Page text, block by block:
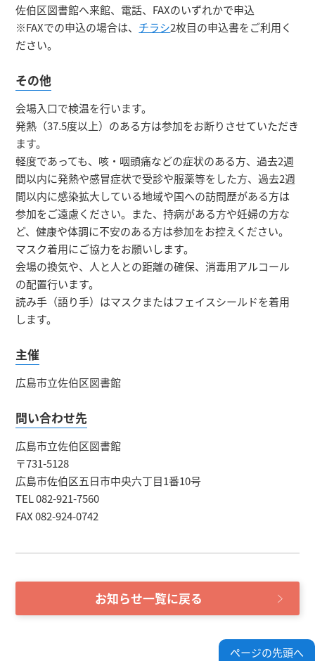
佐伯区図書館へ来館、電話、FAXのいずれかで申込
※FAXでの申込の場合は、 チラシ2枚目の申込書をご利用く
ださい。
その他
会場入口で検温を行います。
発熱（37.5度以上）のある方は参加をお断りさせていただき
ます。
軽度であっても、咳・咽頭痛などの症状のある方、過去2週
間以内に発熱や感冒症状で受診や服薬等をした方、過去2週
間以内に感染拡大している地域や国への訪問歴がある方は
参加をご遠慮ください。また、持病がある方や妊婦の方な
ど、健康や体調に不安のある方は参加をお控えください。
マスク着用にご協力をお願いします。
会場の換気や、人と人との距離の確保、消毒用アルコール
の配置行います。
読み手（語り手）はマスクまたはフェイスシールドを着用
します。
主催
広島市立佐伯区図書館
問い合わせ先
広島市立佐伯区図書館
〒731-5128
広島市佐伯区五日市中央六丁目1番10号
TEL 082-921-7560
FAX 082-924-0742
お知らせ一覧に戻る
ページの先頭へ